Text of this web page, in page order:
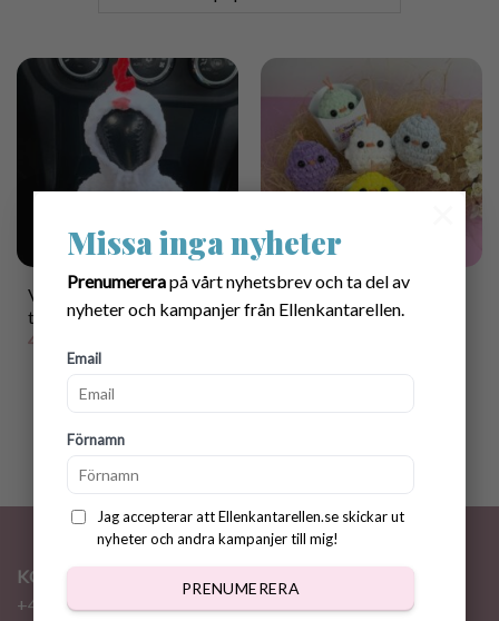
Missa inga nyheter
Prenumererapå vårt nyhetsbrev och ta del av
nyheter och kampanjer från Ellenkantarellen.
Email
Förnamn
Jag accepterar att Ellenkantarellen.se skickar ut
nyheter och andra kampanjer till mig!
PRENUMERERA
Virkmönster Tupp-hoodie
till växelspak
40.00
Mönster Virkad Kyckling
+ utskriftbar Ask med
KONTAKT
+46 72 310 46 48